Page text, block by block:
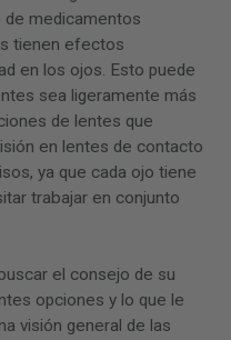
de medicamentos
tienen efectos
en los ojos. Esto puede
sea ligeramente más
de lentes que
en lentes de contacto
ya que cada ojo tiene
trabajar en conjunto
el consejo de su
opciones y lo que le
visión general de las